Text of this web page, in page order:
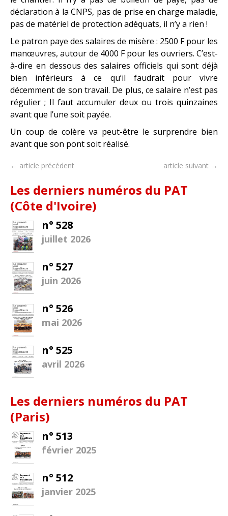
déclaration à la CNPS, pas de prise en charge maladie,
pas de matériel de protection adéquats, il n’y a rien !
Le patron paye des salaires de misère : 2500 F pour les
manœuvres, autour de 4000 F pour les ouvriers. C’est-
à-dire en dessous des salaires officiels qui sont déjà
bien inférieurs à ce qu’il faudrait pour vivre
décemment de son travail. De plus, ce salaire n’est pas
régulier ; Il faut accumuler deux ou trois quinzaines
avant que l’une soit payée.
Un coup de colère va peut-être le surprendre bien
avant que son pont soit réalisé.
← article précédent article suivant →
Les derniers numéros du PAT
(Côte d'Ivoire)
n° 528
juillet 2026
n° 527
juin 2026
n° 526
mai 2026
n° 525
avril 2026
Les derniers numéros du PAT
(Paris)
n° 513
février 2025
n° 512
janvier 2025